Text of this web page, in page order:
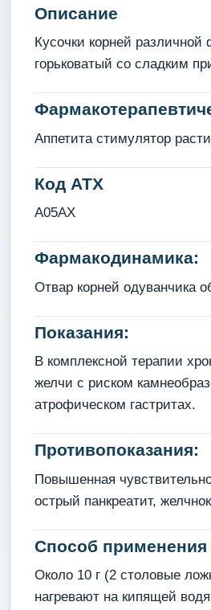
Описание
Кусочки корней
горьковатый со сладким
Аппетита стимулятор
Код АТХ
A05AX
Фармакодинамика:
Отвар корней одуванчика
Показания:
В комплексной терапии
желчи с риском
атрофическом гастритах.
Противопоказания:
Повышенная
острый панкреатит,
Способ
Около 10 г (2 столовые
нагревают на кипящей